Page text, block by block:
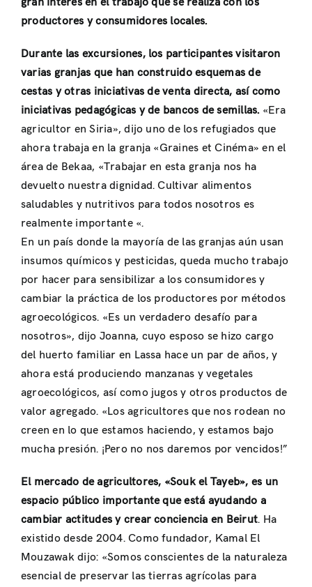
productores y consumidores locales.
Durante las excursiones, los participantes visitaron
varias granjas que han construido esquemas de
cestas y otras iniciativas de venta directa, así como
iniciativas pedagógicas y de bancos de semillas.«Era
agricultor en Siria», dijo uno de los refugiados que
ahora trabaja en la granja «Graines et Cinéma» en el
área de Bekaa, «Trabajar en esta granja nos ha
devuelto nuestra dignidad. Cultivar alimentos
saludables y nutritivos para todos nosotros es
realmente importante «.
En un país donde la mayoría de las granjas aún usan
insumos químicos y pesticidas, queda mucho trabajo
por hacer para sensibilizar a los consumidores y
cambiar la práctica de los productores por métodos
agroecológicos. «Es un verdadero desafío para
nosotros», dijo Joanna, cuyo esposo se hizo cargo
del huerto familiar en Lassa hace un par de años, y
ahora está produciendo manzanas y vegetales
agroecológicos, así como jugos y otros productos de
valor agregado. «Los agricultores que nos rodean no
creen en lo que estamos haciendo, y estamos bajo
mucha presión. ¡Pero no nos daremos por vencidos!”
El mercado de agricultores, «Souk el Tayeb», es un
espacio público importante que está ayudando a
cambiar actitudes y crear conciencia en Beirut. Ha
existido desde 2004. Como fundador, Kamal El
Mouzawak dijo: «Somos conscientes de la naturaleza
esencial de preservar las tierras agrícolas para